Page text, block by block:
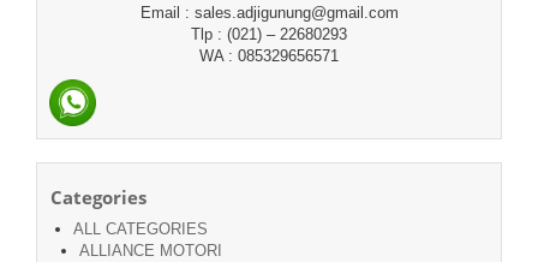
Email : sales.adjigunung@gmail.com
Tlp : (021) – 22680293
WA : 085329656571
Categories
ALL CATEGORIES
ALLIANCE MOTORI